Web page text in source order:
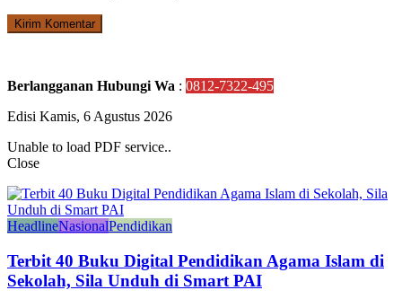
Berlangganan Hubungi Wa : 0812-7322-495
Edisi Kamis, 6 Agustus 2026
Unable to load PDF service..
Close
HeadlineNasionalPendidikan
Terbit 40 Buku Digital Pendidikan Agama Islam di
Sekolah, Sila Unduh di Smart PAI